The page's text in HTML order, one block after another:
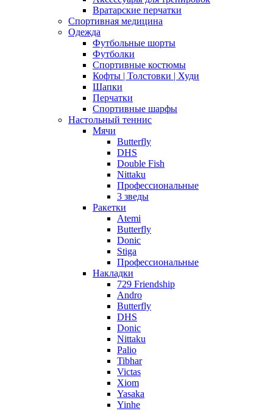
Вратарские перчатки
Спортивная медицина
Одежда
Футбольные шорты
Футболки
Спортивные костюмы
Кофты | Толстовки | Худи
Шапки
Перчатки
Спортивные шарфы
Настольный теннис
Мячи
Butterfly
DHS
Double Fish
Nittaku
Профессиональные
3 зведы
Ракетки
Atemi
Butterfly
Donic
Stiga
Профессиональные
Накладки
729 Friendship
Andro
Butterfly
DHS
Donic
Nittaku
Palio
Tibhar
Victas
Xiom
Yasaka
Yinhe